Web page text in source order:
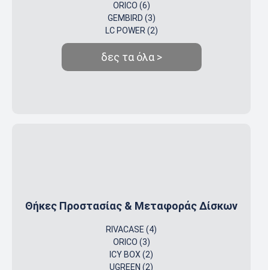
ORICO (6)
GEMBIRD (3)
LC POWER (2)
δες τα όλα >
Θήκες Προστασίας & Μεταφοράς Δίσκων
RIVACASE (4)
ORICO (3)
ICY BOX (2)
UGREEN (2)